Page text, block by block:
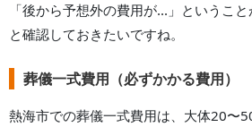
「後から予想外の費用が...」というこ
と確認しておきたいですね。
葬儀一式費用（必ずかかる費用）
熱海市での葬儀一式費用は、大体20〜